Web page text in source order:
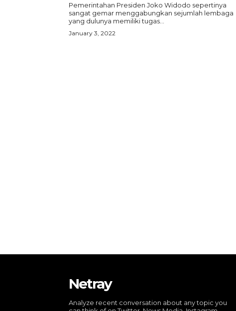
Pemerintahan Presiden Joko Widodo sepertinya
sangat gemar menggabungkan sejumlah lembaga
yang dulunya memiliki tugas...
January 3, 2022
Netray
Analyze recent conversation about any topic you